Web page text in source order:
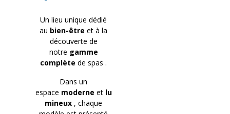
Un lieu unique dédié
au bien-être et à la
découverte de
notre gamme
complète de spas .
Dans un
espace moderne et lu
mineux , chaque